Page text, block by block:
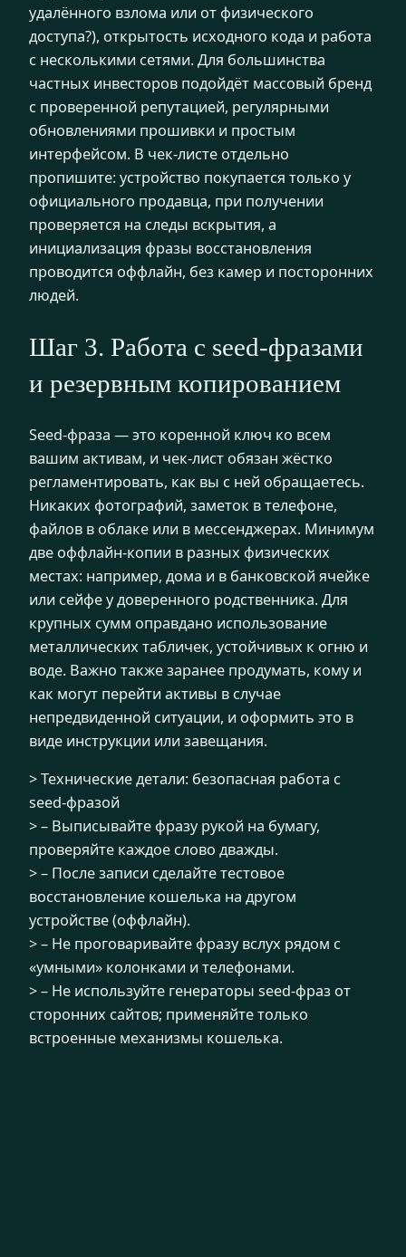
удалённого взлома или от физического
доступа?), открытость исходного кода и работа
с несколькими сетями. Для большинства
частных инвесторов подойдёт массовый бренд
с проверенной репутацией, регулярными
обновлениями прошивки и простым
интерфейсом. В чек-листе отдельно
пропишите: устройство покупается только у
официального продавца, при получении
проверяется на следы вскрытия, а
инициализация фразы восстановления
проводится оффлайн, без камер и посторонних
людей.
Шаг 3. Работа с seed-фразами
и резервным копированием
Seed-фраза — это коренной ключ ко всем
вашим активам, и чек-лист обязан жёстко
регламентировать, как вы с ней обращаетесь.
Никаких фотографий, заметок в телефоне,
файлов в облаке или в мессенджерах. Минимум
две оффлайн-копии в разных физических
местах: например, дома и в банковской ячейке
или сейфе у доверенного родственника. Для
крупных сумм оправдано использование
металлических табличек, устойчивых к огню и
воде. Важно также заранее продумать, кому и
как могут перейти активы в случае
непредвиденной ситуации, и оформить это в
виде инструкции или завещания.
> Технические детали: безопасная работа с
seed-фразой
> – Выписывайте фразу рукой на бумагу,
проверяйте каждое слово дважды.
> – После записи сделайте тестовое
восстановление кошелька на другом
устройстве (оффлайн).
> – Не проговаривайте фразу вслух рядом с
«умными» колонками и телефонами.
> – Не используйте генераторы seed-фраз от
сторонних сайтов; применяйте только
встроенные механизмы кошелька.